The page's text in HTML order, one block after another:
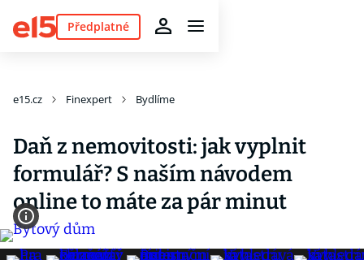
Předplatné
e15.cz Finexpert Bydlíme
Daň z nemovitosti: jak vyplnit
formulář? S naším návodem
online to máte za pár minut